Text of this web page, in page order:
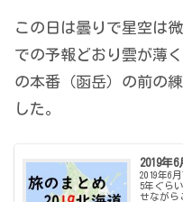
この日は曇りで星空は
での予報どおり雲が薄
の本番（函岳）の前の
した。
2019年
2019年6
5年ぐら
せながら